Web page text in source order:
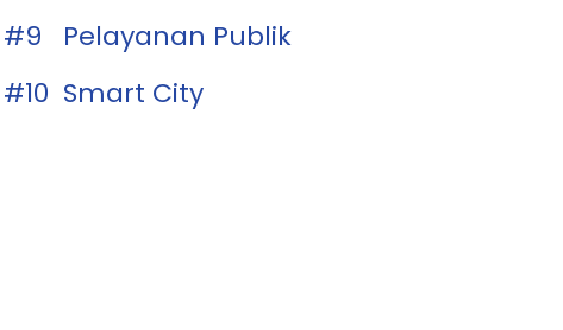
#9
Pelayanan Publik
#10 Smart City